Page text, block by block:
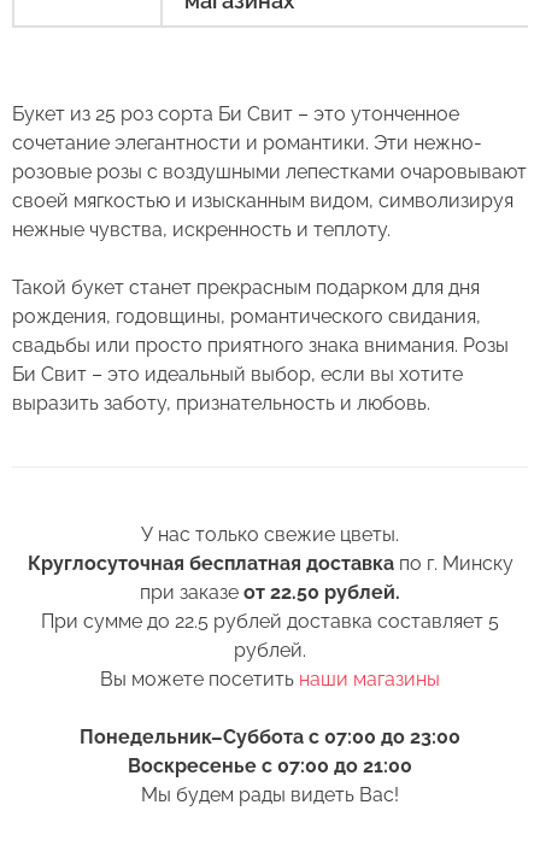
Букет из 25 роз сорта Би Свит – это утонченное
сочетание элегантности и романтики. Эти нежно-
розовые розы с воздушными лепестками очаровывают
своей мягкостью и изысканным видом, символизируя
нежные чувства, искренность и теплоту.
Такой букет станет прекрасным подарком для дня
рождения, годовщины, романтического свидания,
свадьбы или просто приятного знака внимания. Розы
Би Свит – это идеальный выбор, если вы хотите
выразить заботу, признательность и любовь.
У нас только свежие цветы.
Круглосуточная бесплатная доставкапо г. Минску
при заказе от 22.50 рублей.
При сумме до 22.5 рублей доставка составляет 5
рублей.
Вы можете посетить наши магазины
Понедельник–Суббота с 07:00 до 23:00
Воскресенье с 07:00 до 21:00
Мы будем рады видеть Вас!
Сервис:
Цена/Качество:
Доставка:
Соответствие:
Как ухаживать за цветами
в Вашем букете или композиции сохраняли
свежесть как можно дольше.
Правила ухода за срезанными цветами:
1. Переносите букеты в транспортировочной
в холодное время года на улице.
3. Если Вы перевозите букет, убедитесь, что
он правильно упакован. В зимнее время, даже
кратковременный контакт с холодным
воздухом несколько минут, будет губителен
транспортируют букеты в специальных
теплоизолирующих сумках).
4. Ставьте цветы только в чистую вазу с водой
Выберите дату доставки
Выберите желаемое время
Спасибо, мы свяжемся с Вами в
+375 (17) 388-61-92
+375 (29) 362-91-92
Букет из 25 роз сорта Би Свит 80